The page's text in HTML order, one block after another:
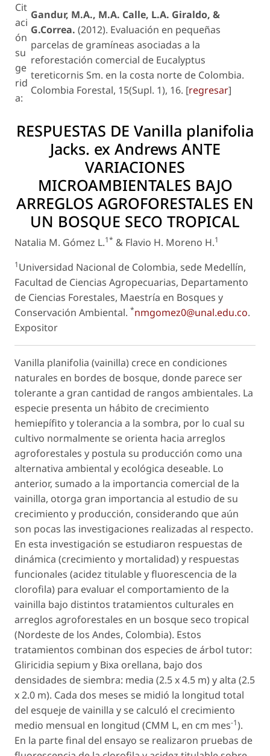
Cit
aci
ón
su
ge
rid
a:
Gandur, M.A., M.A. Calle, L.A. Giraldo, &
G.Correa. (2012). Evaluación en pequeñas
parcelas de gramíneas asociadas a la
reforestación comercial de Eucalyptus
tereticornis Sm. en la costa norte de Colombia.
Colombia Forestal, 15(Supl. 1), 16. [regresar]
RESPUESTAS DE Vanilla planifolia
Jacks. ex Andrews ANTE
VARIACIONES
MICROAMBIENTALES BAJO
ARREGLOS AGROFORESTALES EN
UN BOSQUE SECO TROPICAL
Natalia M. Gómez L.1* & Flavio H. Moreno H.1
1Universidad Nacional de Colombia, sede Medellín,
Facultad de Ciencias Agropecuarias, Departamento
de Ciencias Forestales, Maestría en Bosques y
Conservación Ambiental. *nmgomez0@unal.edu.co.
Expositor
Vanilla planifolia (vainilla) crece en condiciones
naturales en bordes de bosque, donde parece ser
tolerante a gran cantidad de rangos ambientales. La
especie presenta un hábito de crecimiento
hemiepífito y tolerancia a la sombra, por lo cual su
cultivo normalmente se orienta hacia arreglos
agroforestales y postula su producción como una
alternativa ambiental y ecológica deseable. Lo
anterior, sumado a la importancia comercial de la
vainilla, otorga gran importancia al estudio de su
crecimiento y producción, considerando que aún
son pocas las investigaciones realizadas al respecto.
En esta investigación se estudiaron respuestas de
dinámica (crecimiento y mortalidad) y respuestas
funcionales (acidez titulable y fluorescencia de la
clorofila) para evaluar el comportamiento de la
vainilla bajo distintos tratamientos culturales en
arreglos agroforestales en un bosque seco tropical
(Nordeste de los Andes, Colombia). Estos
tratamientos combinan dos especies de árbol tutor:
Gliricidia sepium y Bixa orellana, bajo dos
densidades de siembra: media (2.5 x 4.5 m) y alta (2.5
x 2.0 m). Cada dos meses se midió la longitud total
del esqueje de vainilla y se calculó el crecimiento
medio mensual en longitud (CMM L, en cm mes-1).
En la parte final del ensayo se realizaron pruebas de